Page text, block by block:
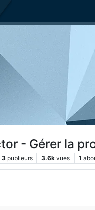
- Gérer la
3 publieurs 3.6k vues 1